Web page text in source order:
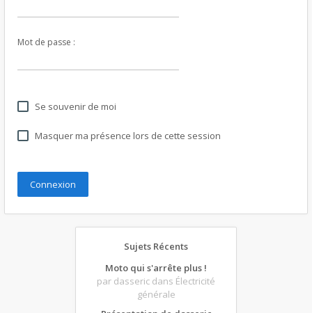
Mot de passe :
Se souvenir de moi
Masquer ma présence lors de cette session
Sujets Récents
Moto qui s'arrête plus !
par dasseric dans Électricité
générale